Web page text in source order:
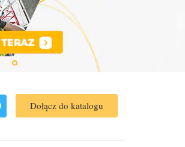
Dołącz do katalogu